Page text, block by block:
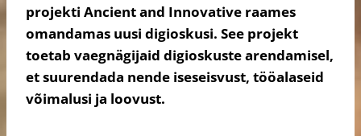
projekti Ancient and Innovative raames
omandamas uusi digioskusi. See projekt
toetab vaegnägijaid digioskuste arendamisel,
et suurendada nende iseseisvust, tööalaseid
võimalusi ja loovust.